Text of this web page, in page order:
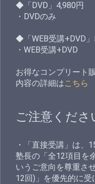
◆「DVD」4,980円
・DVDのみ
◆「WEB受講+DVD」
・WEB受講+DVD
お得なコンプリート
内容の詳細はこちら
ご注意くださ
・「直接受講」は、
塾長の「全12項目を
いうご意向を尊重さ
12回)」を優先的に